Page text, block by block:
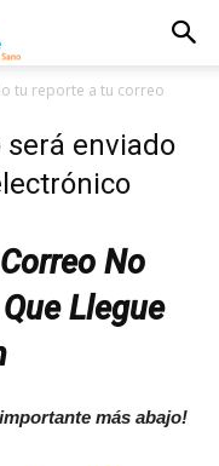
tu reporte a tu correo
enviado
No
Llegue
más abajo!